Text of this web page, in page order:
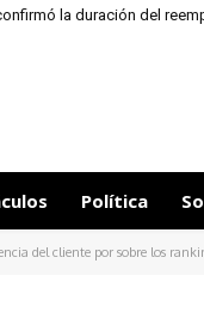
la duración del
Política
del cliente por sobre los